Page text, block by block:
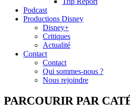
Podcast
Productions Disney
Disney+
Critiques
Actualité
Contact
Contact
Qui sommes-nous ?
Nous rejoindre
PARCOURIR PAR